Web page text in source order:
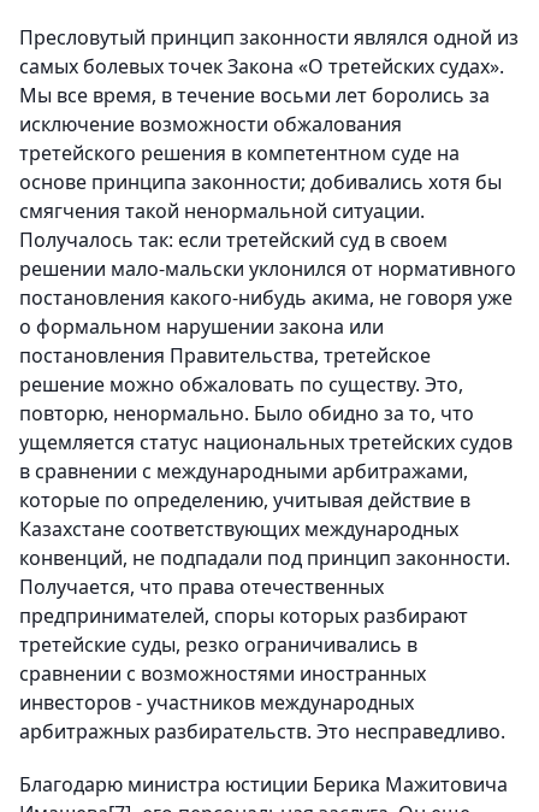
Пресловутый принцип законности являлся одной из
самых болевых точек Закона «О третейских судах».
Мы все время, в течение восьми лет боролись за
исключение возможности обжалования
третейского решения в компетентном суде на
основе принципа законности; добивались хотя бы
смягчения такой ненормальной ситуации.
Получалось так: если третейский суд в своем
решении мало-мальски уклонился от нормативного
постановления какого-нибудь акима, не говоря уже
о формальном нарушении закона или
постановления Правительства, третейское
решение можно обжаловать по существу. Это,
повторю, ненормально. Было обидно за то, что
ущемляется статус национальных третейских судов
в сравнении с международными арбитражами,
которые по определению, учитывая действие в
Казахстане соответствующих международных
конвенций, не подпадали под принцип законности.
Получается, что права отечественных
предпринимателей, споры которых разбирают
третейские суды, резко ограничивались в
сравнении с возможностями иностранных
инвесторов - участников международных
арбитражных разбирательств. Это несправедливо.
Благодарю министра юстиции Берика Мажитовича